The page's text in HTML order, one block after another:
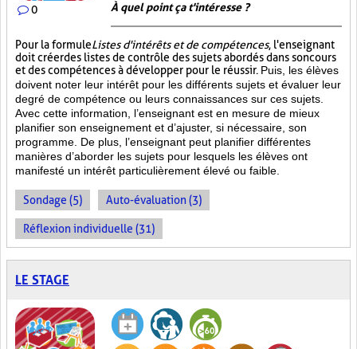
0 À quel point ça t'intéresse ?
Pour la formuleListes d'intérêts et de compétences, l'enseignant
doit créer des listes de contrôle des sujets abordés dans son cours
et des compétences à développer pour le réussir. Puis, les élèves
doivent noter leur intérêt pour les différents sujets et évaluer leur
degré de compétence ou leurs connaissances sur ces sujets.
Avec cette information, l’enseignant est en mesure de mieux
planifier son enseignement et d’ajuster, si nécessaire, son
programme. De plus, l’enseignant peut planifier différentes
manières d’aborder les sujets pour lesquels les élèves ont
manifesté un intérêt particulièrement élevé ou faible.
Sondage (5) Auto-évaluation (3)
Réflexion individuelle (31)
LE STAGE